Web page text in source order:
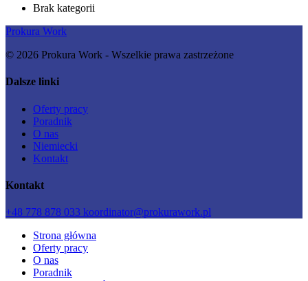
Brak kategorii
Prokura Work
© 2026 Prokura Work - Wszelkie prawa zastrzeżone
Dalsze linki
Оferty pracy
Poradnik
O nas
Niemiecki
Kontakt
Kontakt
+48 778 878 033 koordinator@prokurawork.pl
Strona główna
Оferty pracy
O nas
Poradnik